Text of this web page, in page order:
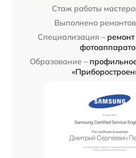
Стаж работы
Выполнено
Специализация – ремонт
Образование –